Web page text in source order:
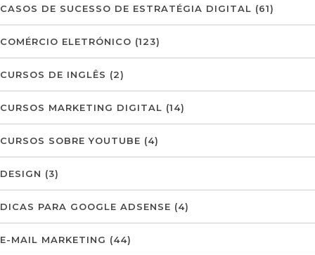
CASOS DE SUCESSO DE ESTRATÉGIA DIGITAL (61)
COMÉRCIO ELETRÓNICO (123)
CURSOS DE INGLÊS (2)
CURSOS MARKETING DIGITAL (14)
CURSOS SOBRE YOUTUBE (4)
DESIGN (3)
DICAS PARA GOOGLE ADSENSE (4)
E-MAIL MARKETING (44)